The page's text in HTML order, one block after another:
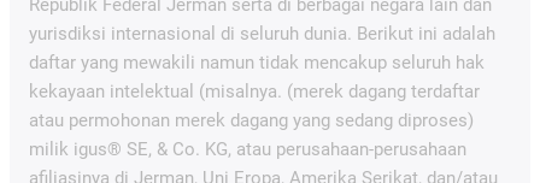
Republik Federal Jerman serta di berbagai negara lain dan
yurisdiksi internasional di seluruh dunia. Berikut ini adalah
daftar yang mewakili namun tidak mencakup seluruh hak
kekayaan intelektual (misalnya. (merek dagang terdaftar
atau permohonan merek dagang yang sedang diproses)
milik igus® SE, & Co. KG, atau perusahaan-perusahaan
afiliasinya di Jerman, Uni Eropa, Amerika Serikat, dan/atau